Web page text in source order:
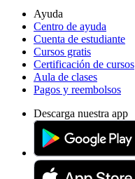
Ayuda
Centro de ayuda
Cuenta de estudiante
Cursos gratis
Certificación de cursos
Aula de clases
Pagos y reembolsos
Descarga nuestra app